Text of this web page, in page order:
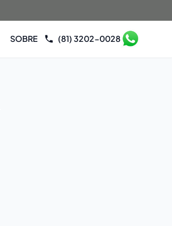
SOBRE (81) 3202-0028